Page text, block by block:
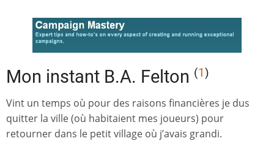
Mon instant B.A. Felton (1)
Vint un temps où pour des raisons financières je dus
quitter la ville (où habitaient mes joueurs) pour
retourner dans le petit village où j’avais grandi.